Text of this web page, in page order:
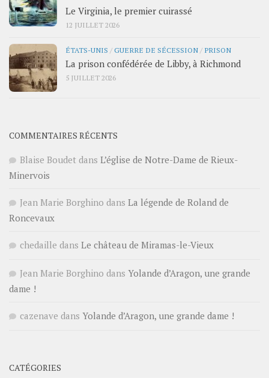
Le Virginia, le premier cuirassé
12 JUILLET 2026
ÉTATS-UNIS /GUERRE DE SÉCESSION/ PRISON
La prison confédérée de Libby, à Richmond
5 JUILLET 2026
COMMENTAIRES RÉCENTS
Blaise Boudet dans L’église de Notre-Dame de Rieux-
Minervois
Jean Marie Borghino dans La légende de Roland de
Roncevaux
chedaille dans Le château de Miramas-le-Vieux
Jean Marie Borghino dans Yolande d’Aragon, une grande
dame !
cazenave dans Yolande d’Aragon, une grande dame !
CATÉGORIES